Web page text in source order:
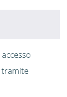
tramite